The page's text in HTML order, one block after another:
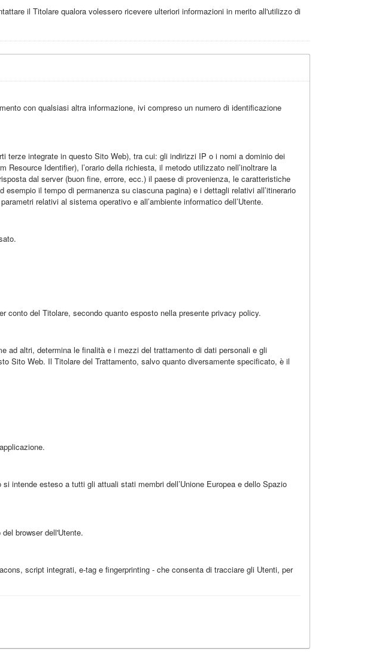
il Titolare qualora volessero ricevere ulteriori informazioni in merito all'utilizzo di
con qualsiasi altra informazione, ivi compreso un numero di identificazione
terze integrate in questo Sito Web), tra cui: gli indirizzi IP o i nomi a dominio dei
Identifier), l’orario della richiesta, il metodo utilizzato nell’inoltrare la
dal server (buon fine, errore, ecc.) il paese di provenienza, le caratteristiche
il tempo di permanenza su ciascuna pagina) e i dettagli relativi all’itinerario
relativi al sistema operativo e all’ambiente informatico dell’Utente.
conto del Titolare, secondo quanto esposto nella presente privacy policy.
ad altri, determina le finalità e i mezzi del trattamento di dati personali e gli
Sito Web. Il Titolare del Trattamento, salvo quanto diversamente specificato, è il
intende esteso a tutti gli attuali stati membri dell’Unione Europea e dello Spazio
browser dell'Utente.
script integrati, e-tag e fingerprinting - che consenta di tracciare gli Utenti, per